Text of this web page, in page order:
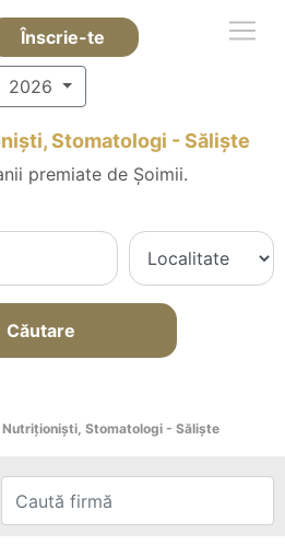
Înscrie-te
2026
Stomatologi - Sălişte
premiate de Șoimii.
Căutare
Nutriționiști, Stomatologi - Sălişte